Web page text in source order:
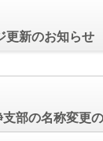
新のお知らせ
支部の名称変更